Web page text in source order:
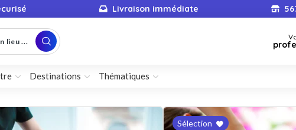
Livraison immédiate
lieu ...
Destinations Thématiques
Sélection